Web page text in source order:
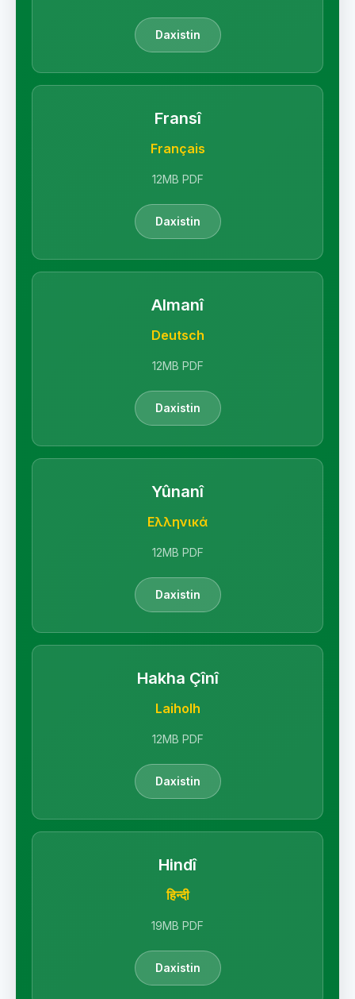
Daxistin
Fransî
Français
12MB PDF
Daxistin
Almanî
Deutsch
12MB PDF
Daxistin
Yûnanî
Ελληνικά
12MB PDF
Daxistin
Hakha Çînî
Laiholh
12MB PDF
Daxistin
Hindî
हिन्दी
19MB PDF
Daxistin